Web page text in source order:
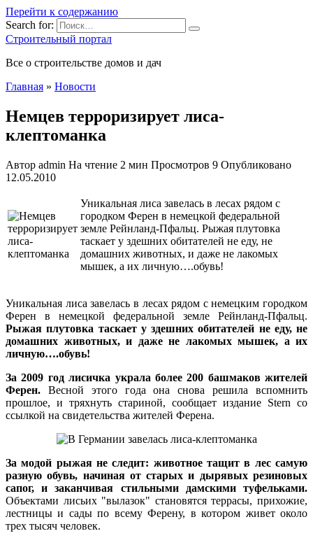
Перейти к содержанию
Search for:
Строительный портал
Все о строительстве домов и дач
Главная » Новости
Немцев терроризирует лиса-
клептоманка
Автор admin На чтение 2 мин Просмотров 9 Опубликовано
12.05.2010
Уникальная лиса завелась в лесах рядом с
городком Ферен в немецкой федеральной
земле Рейнланд-Пфальц. Рыжая плутовка
таскает у здешних обитателей не еду, не
домашних животных, и даже не лакомых
мышек, а их личную….обувь!
Уникальная лиса завелась в лесах рядом с немецким городком
Ферен в немецкой федеральной земле Рейнланд-Пфальц.
Рыжая плутовка таскает у здешних обитателей не еду, не
домашних животных, и даже не лакомых мышек, а их
личную….обувь!
За 2009 год лисичка украла более 200 башмаков жителей
Ферен. Весной этого года она снова решила вспомнить
прошлое, и тряхнуть стариной, сообщает издание Stern со
ссылкой на свидетельства жителей Ферена.
За модой рыжая не следит: животное тащит в лес самую
разную обувь, начиная от старых и дырявых резиновых
сапог, и заканчивая стильными дамскими туфельками.
Объектами лисьих "вылазок" становятся террасы, прихожие,
лестницы и сады по всему Ферену, в котором живет около
трех тысяч человек.